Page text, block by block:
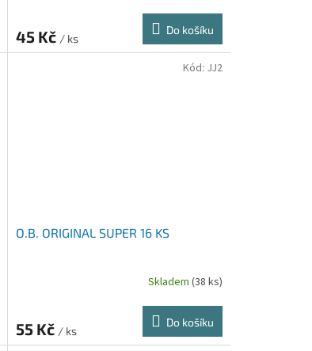
45 Kč / ks
Do košíku
O.B. ORIGINAL SUPER 16 KS
Skladem (38 ks)
55 Kč / ks
Do košíku
Kód: JJ2